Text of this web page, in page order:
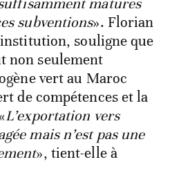
matures
subventions». Florian
souligne que
non seulement
vert au Maroc
de compétences et la
L’exportation vers
mais n’est pas une
», tient-elle à